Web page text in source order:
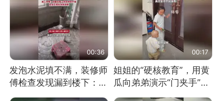
00:36
发泡水泥填不满，装修师
傅检查发现漏到楼下：出
00:17
姐姐的“硬核教育”，用黄
瓜向弟弟演示“门夹手”，